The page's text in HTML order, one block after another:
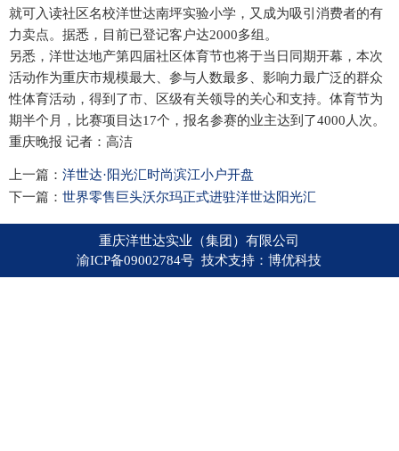
就可入读社区名校洋世达南坪实验小学，又成为吸引消费者的有
力卖点。据悉，目前已登记客户达2000多组。
另悉，洋世达地产第四届社区体育节也将于当日同期开幕，本次
活动作为重庆市规模最大、参与人数最多、影响力最广泛的群众
性体育活动，得到了市、区级有关领导的关心和支持。体育节为
期半个月，比赛项目达17个，报名参赛的业主达到了4000人次。
重庆晚报 记者：高洁
上一篇： 洋世达·阳光汇时尚滨江小户开盘
下一篇： 世界零售巨头沃尔玛正式进驻洋世达阳光汇
重庆洋世达实业（集团）有限公司
渝ICP备09002784号 技术支持：博优科技